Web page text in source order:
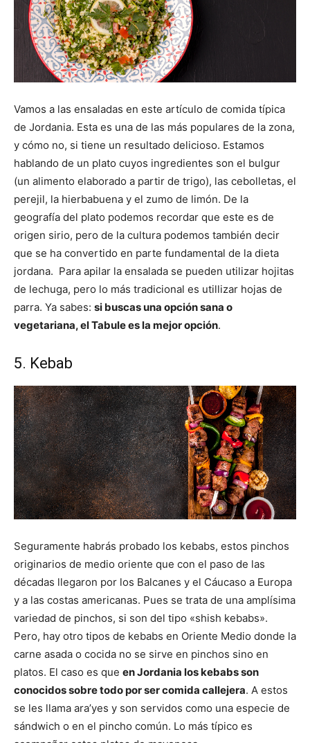
Vamos a las ensaladas en este artículo de comida típica
de Jordania. Esta es una de las más populares de la zona,
y cómo no, si tiene un resultado delicioso. Estamos
hablando de un plato cuyos ingredientes son el bulgur
(un alimento elaborado a partir de trigo), las cebolletas, el
perejil, la hierbabuena y el zumo de limón. De la
geografía del plato podemos recordar que este es de
origen sirio, pero de la cultura podemos también decir
que se ha convertido en parte fundamental de la dieta
jordana. Para apilar la ensalada se pueden utilizar hojitas
de lechuga, pero lo más tradicional es utillizar hojas de
parra. Ya sabes: si buscas una opción sana o
vegetariana, el Tabule es la mejor opción.
5. Kebab
Seguramente habrás probado los kebabs, estos pinchos
originarios de medio oriente que con el paso de las
décadas llegaron por los Balcanes y el Cáucaso a Europa
y a las costas americanas. Pues se trata de una amplísima
variedad de pinchos, si son del tipo «shish kebabs».
Pero, hay otro tipos de kebabs en Oriente Medio donde la
carne asada o cocida no se sirve en pinchos sino en
platos. El caso es que en Jordania los kebabs son
conocidos sobre todo por ser comida callejera. A estos
se les llama ara’yes y son servidos como una especie de
sándwich o en el pincho común. Lo más típico es